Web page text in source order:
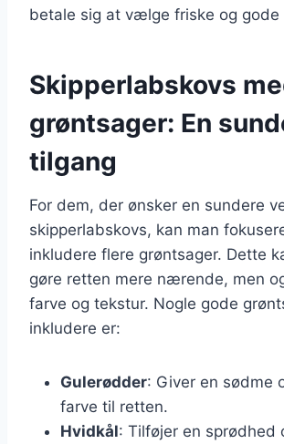
betale sig at vælge friske og gode
Skipperlabskovs
grøntsager: En
tilgang
For dem, der ønsker en sundere
skipperlabskovs, kan man
inkludere flere grøntsager. Dette
gøre retten mere nærende, men
farve og tekstur. Nogle gode
inkludere er:
Gulerødder: Giver en sødme
farve til retten.
Hvidkål: Tilføjer en sprødhed